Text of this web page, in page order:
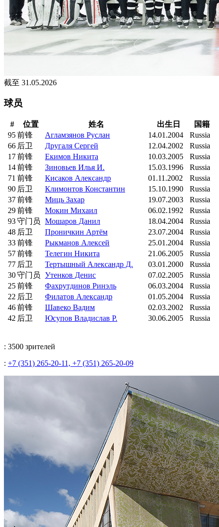
截至 31.05.2026
球员
# 位置 姓名 出生日
国籍
95前锋 Агламзянов Руслан 14.01.2004
Russia
66 后卫 Другаля Сергей 12.04.2002
Russia
17前锋 Екимов Никита 10.03.2005
Russia
14前锋 Зиновьев Илья И. 15.03.1996
Russia
71 前锋 Кисаков Александр 01.11.2002
Russia
90 后卫 Климонтов Константин 15.10.1990
Russia
37前锋 Миць Захар 19.07.2003
Russia
29前锋 Мокин Михаил 06.02.1992
Russia
93守门员 Мошаров Данил 18.04.2004
Russia
48 后卫 Проничкин Артём 23.07.2004
Russia
33前锋 Рыкманов Алексей 25.01.2004
Russia
57前锋 Телегин Никита 21.06.2005
Russia
77 后卫 Тертышный Александр Д. 03.01.2000
Russia
30守门员 Утенков Денис 07.02.2005
Russia
25前锋 Фахрутдинов Ринэль 06.03.2004
Russia
22 后卫 Филатов Александр 01.05.2004
Russia
46前锋 Шавеко Вадим 02.03.2002
Russia
42 后卫 Юсупов Владислав Р. 30.06.2005 Russia
: 3500 зрителей
: +7 (351) 265-20-11, +7 (351) 265-20-09